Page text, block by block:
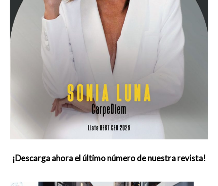
¡Descarga ahora el último número de nuestra revista!